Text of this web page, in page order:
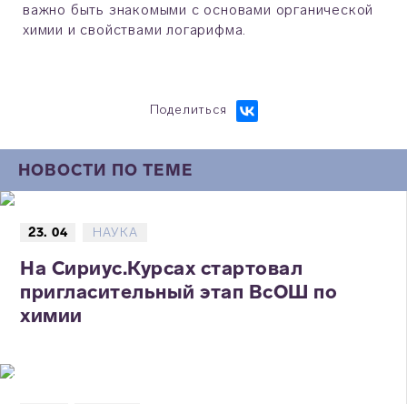
важно быть знакомыми с основами органической
химии и свойствами логарифма.
Поделиться
НОВОСТИ ПО ТЕМЕ
23. 04 НАУКА
На Сириус.Курсах стартовал
пригласительный этап ВсОШ по
химии